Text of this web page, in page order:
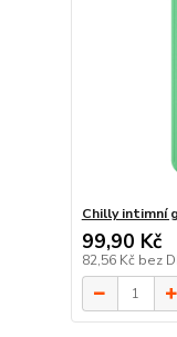
Chilly intimní
99,90 Kč
82,56 Kč bez